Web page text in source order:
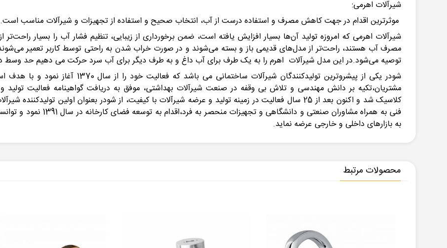
شیرآلات اهرمی:
موثرترین اقدام در جهت کاهش مصرف و استفاده درست از آب، انتخاب صحیح و استفاده از تجهیزات و شیرآلات مناسب است.
شیرآلات اهرمی که امروزه تولید آن‌ها بسیار افزایش یافته است، ضمن برخورداری از زیبایی، تنظیم فشار آب را بسیار راحت‌تر
مصرف آب هستند، راحت‌تر از مدل‌های قدیمی باز و بسته می‌شوند و در صورت خراب ‌شدن به ‌راحتی توسط کاربر تعمیر می‌شوند.
توصیه می‌شود.در این مدل شیرآلات اهرم را به یک طرف برای آب داغ و به طرف دیگر برای آب سرد حرکت می دهیم حد
شودر یکی از پیشروترین تولیدکنندگان
مشتریان،تکیه بر دانش مهندسی و تلاش بی وقفه در صنعت شیرآلات بهداشتی، موفق به دریافت گواهینامه فعالیت تولید و
کلاسیک شد و اکنون بعد از 25 سال فعالیت در زمینه تولید و عرضه شیرآلات با کیفیت، از شودر بعنوان اولین
فنی به همراه مشاوران صنعتی و
به بازارهای داخلی و خارجی عرضه نماید.
محصولات مرتبط